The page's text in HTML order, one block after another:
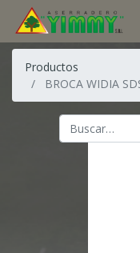
Productos
BROCA WIDIA